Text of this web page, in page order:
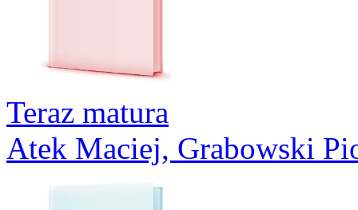
Teraz matura
Atek Maciej, Grabowski